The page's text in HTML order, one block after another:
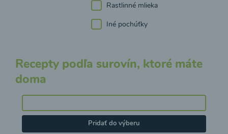
Rastlinné mlieka
Iné pochúťky
Recepty podľa surovín, ktoré máte
doma
Pridať do výberu